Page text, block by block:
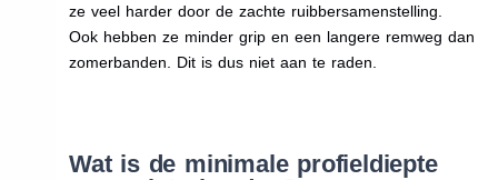
ze veel harder door de zachte ruibbersamenstelling.
Ook hebben ze minder grip en een langere remweg dan
zomerbanden. Dit is dus niet aan te raden.
Wat is de minimale profieldiepte